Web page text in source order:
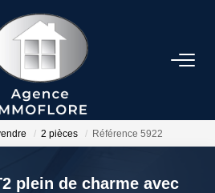
ESTIMER
ACHETER
LOUER
2 pièces Référence 5922
plein de charme avec